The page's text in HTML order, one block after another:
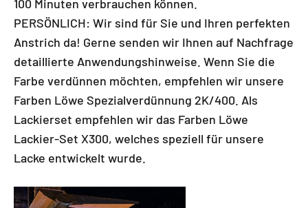
100 Minuten verbrauchen können.
PERSÖNLICH: Wir sind für Sie und Ihren perfekten
Anstrich da! Gerne senden wir Ihnen auf Nachfrage
detaillierte Anwendungshinweise. Wenn Sie die
Farbe verdünnen möchten, empfehlen wir unsere
Farben Löwe Spezialverdünnung 2K/400. Als
Lackierset empfehlen wir das Farben Löwe
Lackier-Set X300, welches speziell für unsere
Lacke entwickelt wurde.